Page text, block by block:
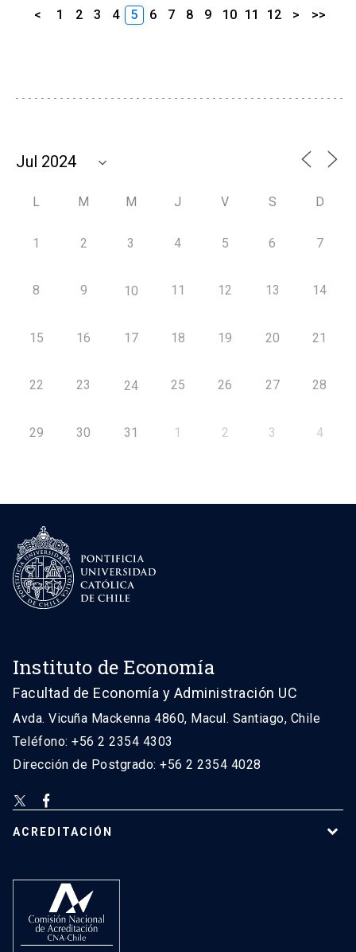
< 1 2 3 4 5 6 7 8 9 10 11 12 > >>
L M M J V S D
1 2 3 4 5 6 7
8 9 10 11 12 13 14
15 16 17 18 19 20 21
22 23 24 25 26 27 28
29 30 31 1 2 3 4
Instituto de Economía
Facultad de Economía y Administración UC
Avda. Vicuña Mackenna 4860, Macul. Santiago, Chile
Teléfono: +56 2 2354 4303
Dirección de Postgrado: +56 2 2354 4028
ACREDITACIÓN